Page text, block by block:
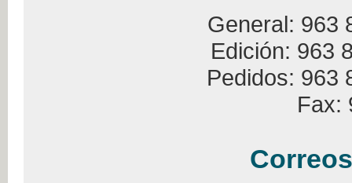
General: 963
Edición: 963
Pedidos: 963
Fax: